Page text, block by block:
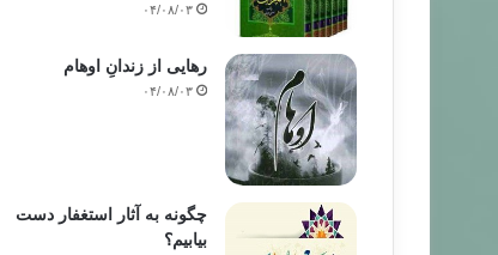
۰۴/۰۸/۰۳
رهایی از زندانِ اوهام
۰۴/۰۸/۰۳
چگونه به آثار استغفار دست
بیابیم؟